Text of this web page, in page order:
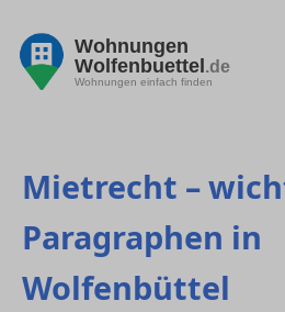
Wohnungen
Wolfenbuettel.de
Wohnungen einfach finden
Mietrecht –
Paragraphen in
Wolfenbüttel